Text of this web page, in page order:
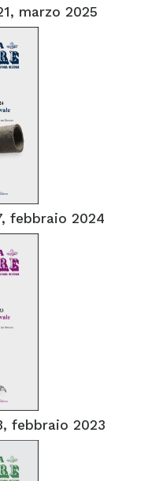
marzo 2025
febbraio 2024
febbraio 2023